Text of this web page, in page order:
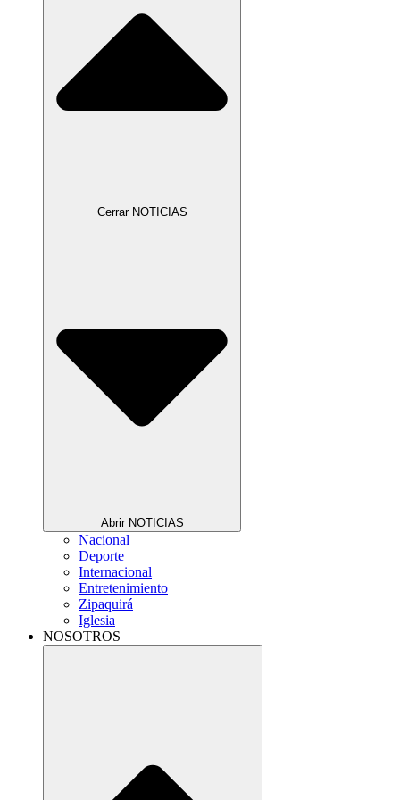
Cerrar NOTICIAS
Abrir NOTICIAS
Nacional
Deporte
Internacional
Entretenimiento
Zipaquirá
Iglesia
NOSOTROS